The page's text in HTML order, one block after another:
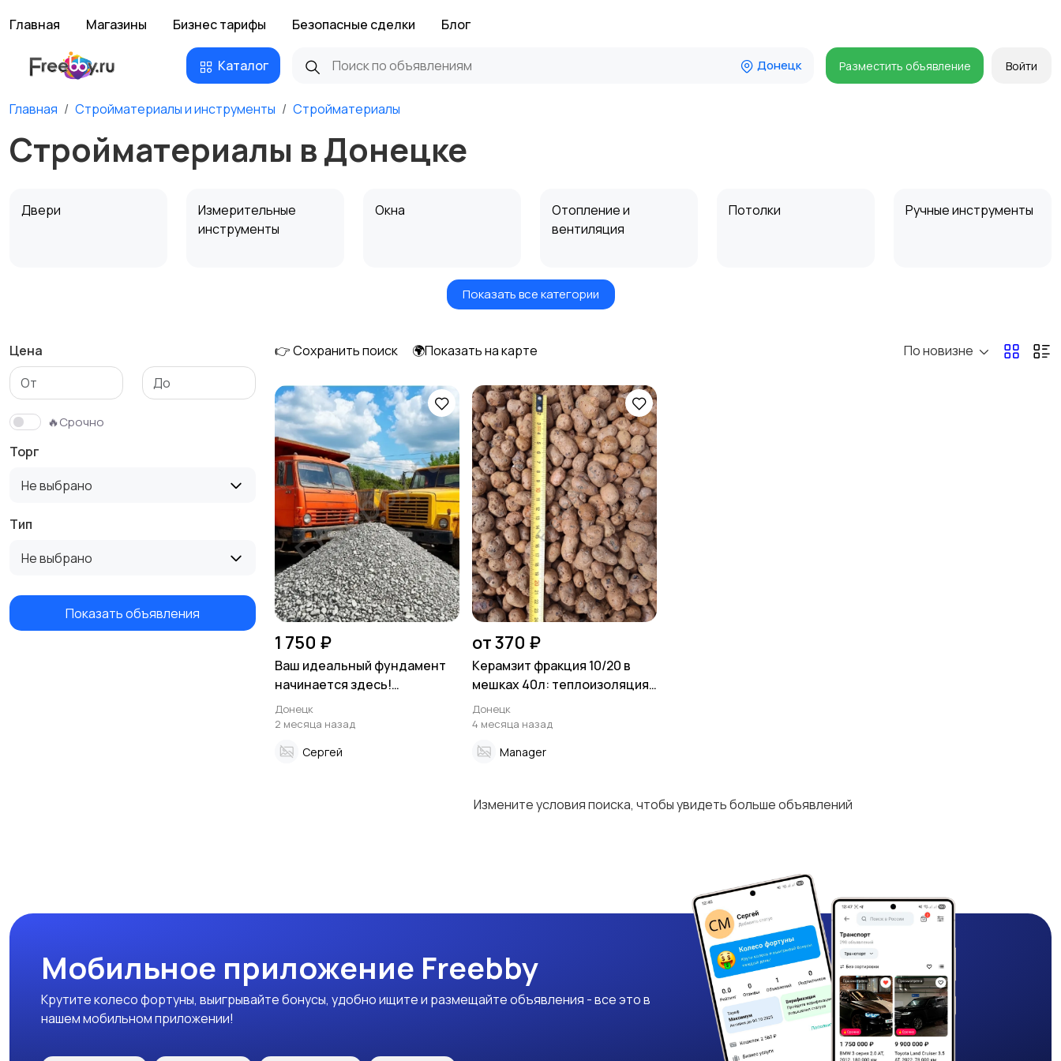
Главная Магазины Бизнес тарифы Безопасные сделки Блог
Каталог Донецк Разместить объявление Войти
Главная Стройматериалы и инструменты Стройматериалы
Стройматериалы в Донецке
Двери
Измерительные
инструменты
Окна
Отопление и
вентиляция
Потолки Ручные инструменты
Электроинструмент
Показать все категории
Цена
🔥Срочно
Торг
Не выбрано
Тип
Не выбрано
Показать объявления
👉 Сохранить поиск 🌍Показать на карте По новизне
1 750 ₽
Ваш идеальный фундамент
начинается здесь!
Доломитный щебень от
производителя с доставкой!
Донецк
2 месяца назад
Сергей
от 370 ₽
Керамзит фракция 10/20 в
мешках 40л: теплоизоляция
для строительства
Донецк
4 месяца назад
Manager
Измените условия поиска, чтобы увидеть больше объявлений
Мобильное приложение Freebby
Крутите колесо фортуны, выигрывайте бонусы, удобно ищите и размещайте объявления - все это в
нашем мобильном приложении!